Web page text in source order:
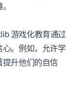
游戏化教育通过
。例如，允许学
升他们的自信